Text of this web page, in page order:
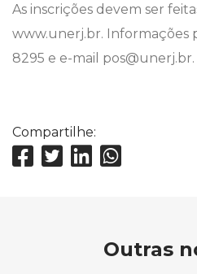
As inscrições devem ser
www.unerj.br. Informações
8295 e e-mail pos@unerj.br.
Compartilhe:
Outras